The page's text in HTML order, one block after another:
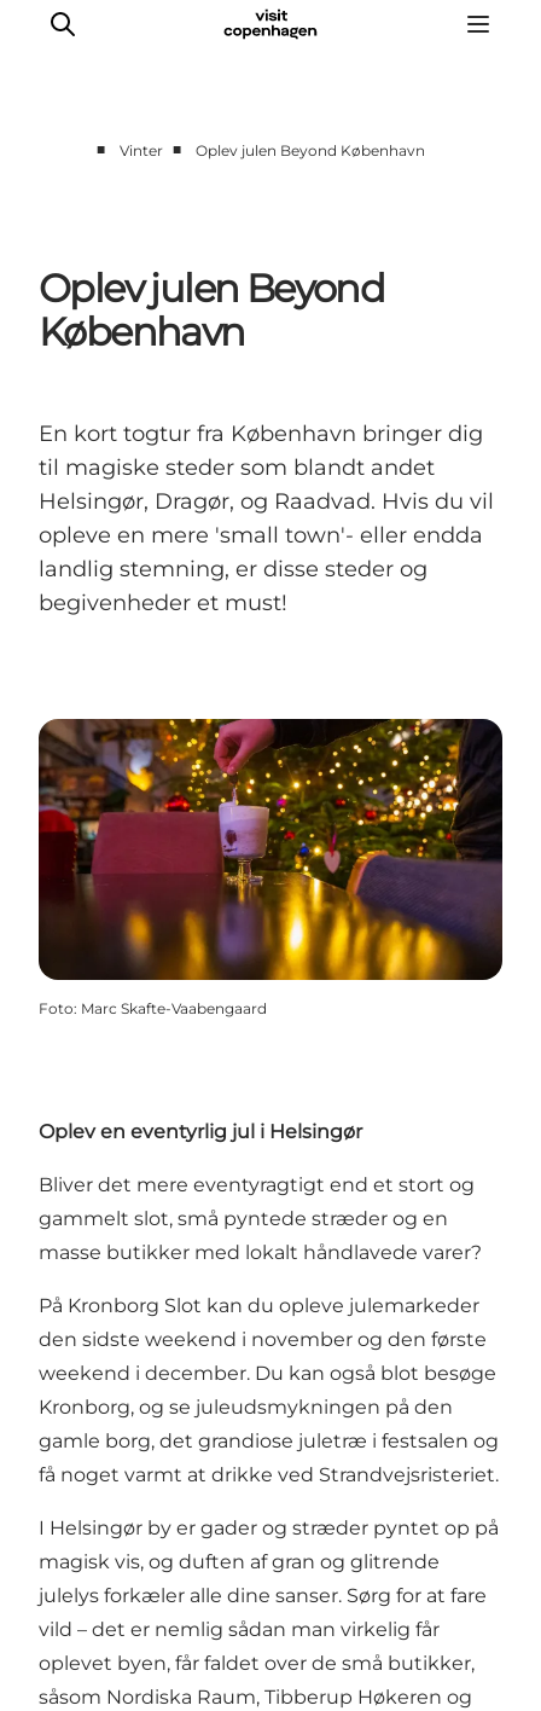
Spis & drik
Områder
Planlæg din tur
■ Vinter ■ Oplev julen Beyond København
Oplev julen Beyond
København
En kort togtur fra København bringer dig
til magiske steder som blandt andet
Helsingør, Dragør, og Raadvad. Hvis du vil
opleve en mere 'small town'- eller endda
landlig stemning, er disse steder og
begivenheder et must!
Foto: Marc Skafte-Vaabengaard
Oplev en eventyrlig jul i Helsingør
Bliver det mere eventyragtigt end et stort og
gammelt slot, små pyntede stræder og en
masse butikker med lokalt håndlavede varer?
På Kronborg Slot kan du opleve julemarkeder
den sidste weekend i november og den første
weekend i december. Du kan også blot besøge
Kronborg, og se juleudsmykningen på den
gamle borg, det grandiose juletræ i festsalen og
få noget varmt at drikke ved Strandvejsristeriet.
I Helsingør by er gader og stræder pyntet op på
magisk vis, og duften af gran og glitrende
julelys forkæler alle dine sanser. Sørg for at fare
vild – det er nemlig sådan man virkelig får
oplevet byen, får faldet over de små butikker,
såsom Nordiska Raum, Tibberup Høkeren og